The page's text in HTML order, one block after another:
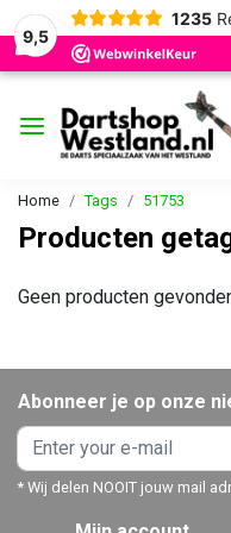
9,5
1235
Home Tags 51753
Producten
Geen producten
Abonneer je op onze
* Wij delen NOOIT jouw mail